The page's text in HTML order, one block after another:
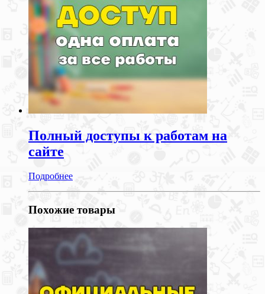
Полный доступы к работам на
сайте
Подробнее
Похожие товары